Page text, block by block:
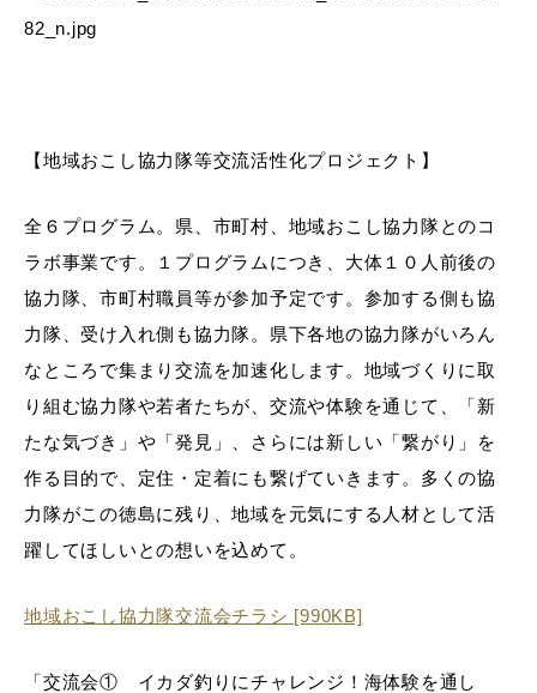
【地域おこし協力隊等交流活性化プロジェクト】
全６プログラム。県、市町村、地域おこし協力隊とのコ
ラボ事業です。１プログラムにつき、大体１０人前後の
協力隊、市町村職員等が参加予定です。参加する側も協
力隊、受け入れ側も協力隊。県下各地の協力隊がいろん
なところで集まり交流を加速化します。地域づくりに取
り組む協力隊や若者たちが、交流や体験を通じて、「新
たな気づき」や「発見」、さらには新しい「繋がり」を
作る目的で、定住・定着にも繋げていきます。多くの協
力隊がこの徳島に残り、地域を元気にする人材として活
躍してほしいとの想いを込めて。
地域おこし協力隊交流会チラシ [990KB]
「交流会① イカダ釣りにチャレンジ！海体験を通し